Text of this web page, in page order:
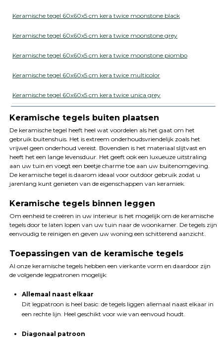
Keramische tegel 60x60x5 cm kera twice moonstone black
Keramische tegel 60x60x5 cm kera twice moonstone grey
Keramische tegel 60x60x5 cm kera twice moonstone piombo
Keramische tegel 60x60x5 cm kera twice multicolor
Keramische tegel 60x60x5 cm kera twice unica grey
Keramische tegels buiten plaatsen
De keramische tegel heeft heel wat voordelen als het gaat om het
gebruik buitenshuis. Het is extreem onderhoudsvriendelijk zoals het
vrijwel geen onderhoud vereist. Bovendien is het materiaal slijtvast en
heeft het een lange levensduur. Het geeft ook een luxueuze uitstraling
aan uw tuin en voegt een beetje charme toe aan uw buitenomgeving.
De keramische tegel is daarom ideaal voor outdoor gebruik zodat u
jarenlang kunt genieten van de eigenschappen van keramiek.
Keramische tegels binnen leggen
Om eenheid te creëren in uw interieur is het mogelijk om de keramische
tegels door te laten lopen van uw tuin naar de woonkamer. De tegels zijn
eenvoudig te reinigen en geven uw woning een schitterend aanzicht.
Toepassingen van de keramische tegels
Al onze keramische tegels hebben een vierkante vorm en daardoor zijn
de volgende legpatronen mogelijk:
Allemaal naast elkaar
Dit legpatroon is heel basic: de tegels liggen allemaal naast elkaar in
een rechte lijn. Heel geschikt voor wie van eenvoud houdt.
Diagonaal patroon